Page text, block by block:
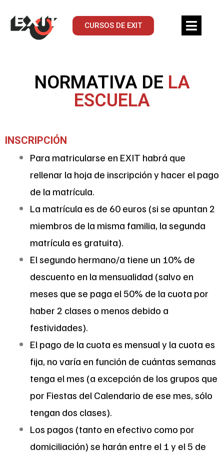
CURSOS DE EXIT
NORMATIVA DE LA
ESCUELA
INSCRIPCIÓN
Para matricularse en EXIT habrá que
rellenar la hoja de inscripción y hacer el pago
de la matrícula.
La matrícula es de 60 euros (si se apuntan 2
miembros de la misma familia, la segunda
matrícula es gratuita).
El segundo hermano/a tiene un 10% de
descuento en la mensualidad (salvo en
meses que se paga el 50% de la cuota por
haber 2 clases o menos debido a
festividades).
El pago de la cuota es mensual y la cuota es
fija, no varía en función de cuántas semanas
tenga el mes (a excepción de los grupos que
por Fiestas del Calendario de ese mes, sólo
tengan dos clases).
Los pagos (tanto en efectivo como por
domiciliación) se harán entre el 1 y el 5 de